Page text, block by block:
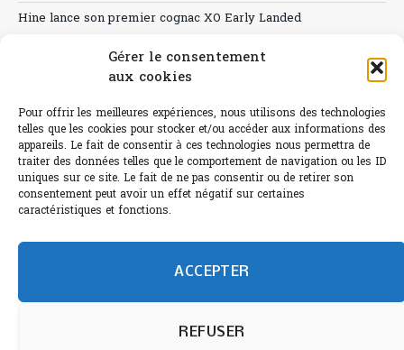
Gérer le consentement
aux cookies
Pour offrir les meilleures expériences, nous utilisons des technologies
telles que les cookies pour stocker et/ou accéder aux informations des
appareils. Le fait de consentir à ces technologies nous permettra de
traiter des données telles que le comportement de navigation ou les ID
uniques sur ce site. Le fait de ne pas consentir ou de retirer son
consentement peut avoir un effet négatif sur certaines
caractéristiques et fonctions.
ACCEPTER
REFUSER
Hine lance son premier cognac XO Early Landed
Canicule : A quand le CHR à « l’heure espagnole » ?
Sélection de rosés 2026
L'abus d'alcool est dangereux pour la santé.
humain et 0% IA de Paris Bistro Editions - SARL de Presse -
Informations légales etRGPD